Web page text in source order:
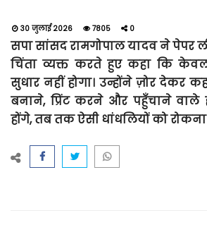
30 जुलाई 2026 7805 0
सपा सांसद रामगोपाल यादव ने पेपर
चिंता व्यक्त करते हुए कहा कि
सुधार नहीं होगा। उन्होंने ज़ोर देकर
बनाने, प्रिंट करने और पहुँचाने वाले
होंगे, तब तक ऐसी धांधलियों को